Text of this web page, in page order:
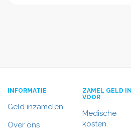
INFORMATIE
Geld inzamelen
Over ons
ZAMEL GELD IN
VOOR
Medische
kosten